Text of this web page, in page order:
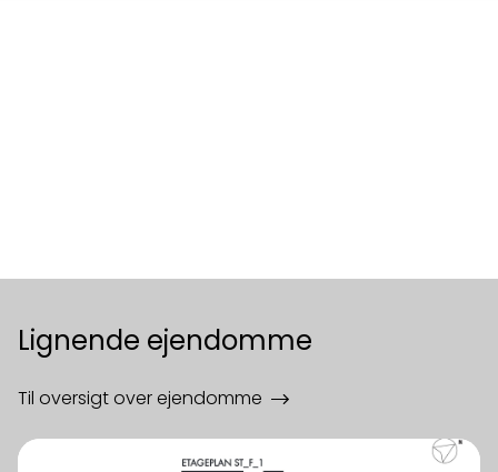
Lignende ejendomme
Til oversigt over ejendomme